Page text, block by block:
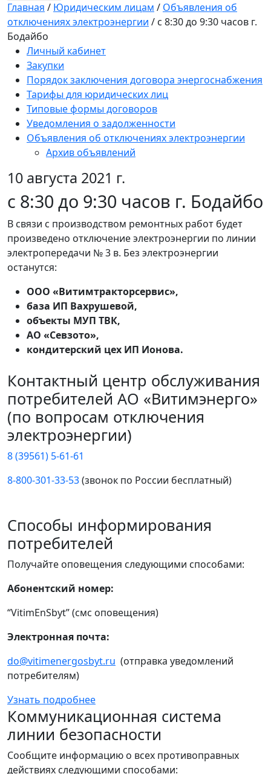
Главная / Юридическим лицам / Объявления об
отключениях электроэнергии / с 8:30 до 9:30 часов г.
Бодайбо
Личный кабинет
Закупки
Порядок заключения договора энергоснабжения
Тарифы для юридических лиц
Типовые формы договоров
Уведомления о задолженности
Объявления об отключениях электроэнергии
Архив объявлений
10 августа 2021 г.
с 8:30 до 9:30 часов г. Бодайбо
В связи с производством ремонтных работ будет
произведено отключение электроэнергии по линии
электропередачи № 3 в. Без электроэнергии
останутся:
ООО «Витимтракторсервис»,
база ИП Вахрушевой,
объекты МУП ТВК,
АО «Севзото»,
кондитерский цех ИП Ионова.
Контактный центр обслуживания
потребителей АО «Витимэнерго»
(по вопросам отключения
электроэнергии)
8 (39561) 5-61-61
8-800-301-33-53(звонок по России бесплатный)
Способы информирования
потребителей
Получайте оповещения следующими способами:
Абонентский номер:
“VitimEnSbyt” (смс оповещения)
Электронная почта:
do@vitimenergosbyt.ru (отправка уведомлений
потребителям)
Узнать подробнее
Коммуникационная система
линии безопасности
Сообщите информацию о всех противоправных
действиях следующими способами: